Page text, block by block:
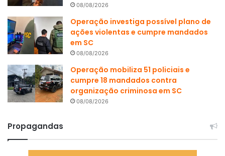
08/08/2026
Operação investiga possível plano de
ações violentas e cumpre mandados
em SC
08/08/2026
Operação mobiliza 51 policiais e
cumpre 18 mandados contra
organização criminosa em SC
08/08/2026
Propagandas